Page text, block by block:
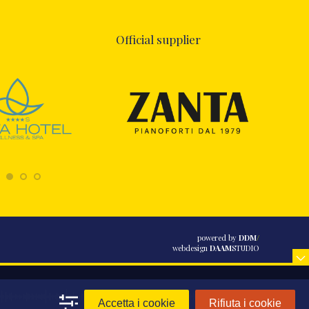
Official supplier
powered by DDM/
webdesign DAAMSTUDIO
Accetta i cookie Rifiuta i cookie